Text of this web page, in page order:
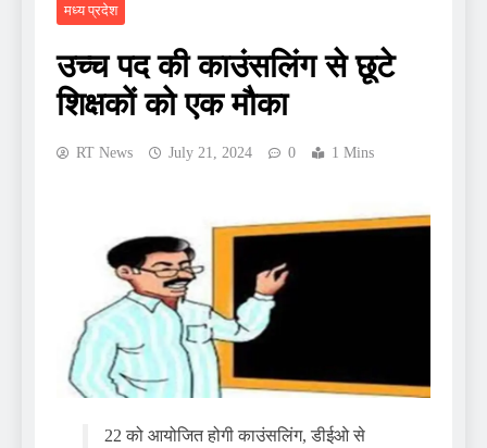
मध्य प्रदेश
उच्च पद की काउंसलिंग से छूटे
शिक्षकों को एक मौका
RT News July 21, 2024 0 1 Mins
22 को आयोजित होगी काउंसलिंग, डीईओ से